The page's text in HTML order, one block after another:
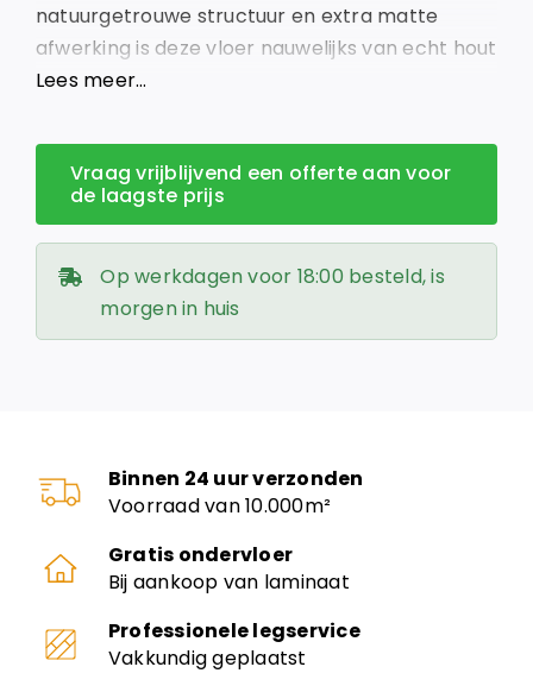
natuurgetrouwe structuur en extra matte
afwerking is deze vloer nauwelijks van echt hout
te onderscheiden.
Lees meer…
Vraag vrijblijvend een offerte aan voor
de laagste prijs
Op werkdagen voor 18:00 besteld, is
morgen in huis
Binnen 24 uur verzonden
Voorraad van 10.000m²
Gratis ondervloer
Bij aankoop van laminaat
Professionele legservice
Vakkundig geplaatst